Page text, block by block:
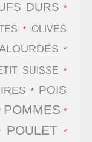
DURS *
* OLIVES
*
SUISSE *
* POIS
POMMES *
POULET *